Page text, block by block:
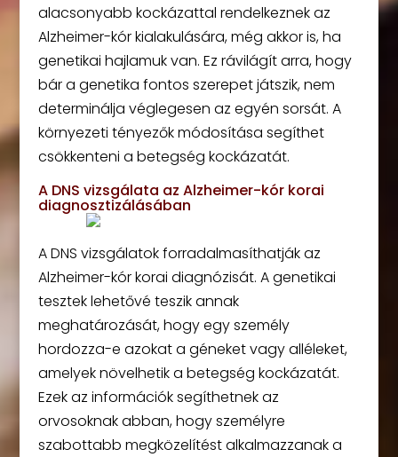
alacsonyabb kockázattal rendelkeznek az
Alzheimer-kór kialakulására, még akkor is, ha
genetikai hajlamuk van. Ez rávilágít arra, hogy
bár a genetika fontos szerepet játszik, nem
determinálja véglegesen az egyén sorsát. A
környezeti tényezők módosítása segíthet
csökkenteni a betegség kockázatát.
A DNS vizsgálata az Alzheimer-kór korai
diagnosztizálásában
A DNS vizsgálatok forradalmasíthatják az
Alzheimer-kór korai diagnózisát. A genetikai
tesztek lehetővé teszik annak
meghatározását, hogy egy személy
hordozza-e azokat a géneket vagy alléleket,
amelyek növelhetik a betegség kockázatát.
Ezek az információk segíthetnek az
orvosoknak abban, hogy személyre
szabottabb megközelítést alkalmazzanak a